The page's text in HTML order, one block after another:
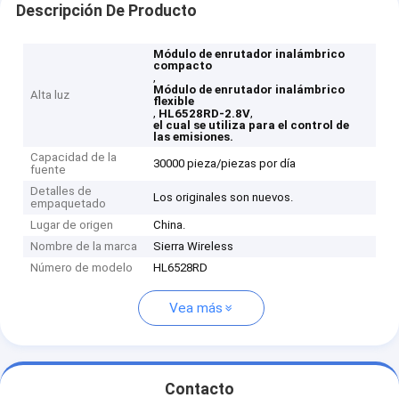
Descripción De Producto
Alta luz
Módulo de enrutador inalámbrico
compacto
,
Módulo de enrutador inalámbrico
flexible
, HL6528RD-2.8V,
el cual se utiliza para el control de
las emisiones.
Capacidad de la
fuente
30000 pieza/piezas por día
Detalles de
empaquetado
Los originales son nuevos.
Lugar de origen
China.
Nombre de la marca
Sierra Wireless
Número de modelo
HL6528RD
Vea más
Contacto